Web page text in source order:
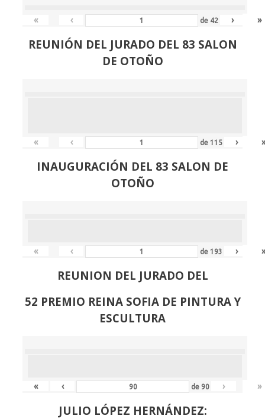
« ‹ de 42 › »
REUNIÓN DEL JURADO DEL 83 SALON
DE OTOÑO
« ‹ de115 ›
INAUGURACIÓN DEL 83 SALON DE
OTOÑO
« ‹ de193 ›
REUNION DEL JURADO DEL
52 PREMIO REINA SOFIA DE PINTURA Y
ESCULTURA
« ‹ de 90 › »
JULIO LÓPEZ HERNÁNDEZ: